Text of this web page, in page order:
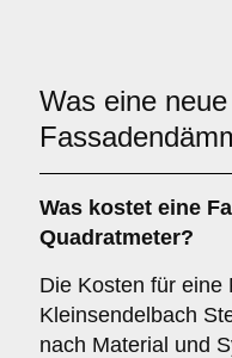
Was eine
Was kostet eine
Quadratmeter?
Die Kosten für eine
Kleinsendelbach
nach Material und